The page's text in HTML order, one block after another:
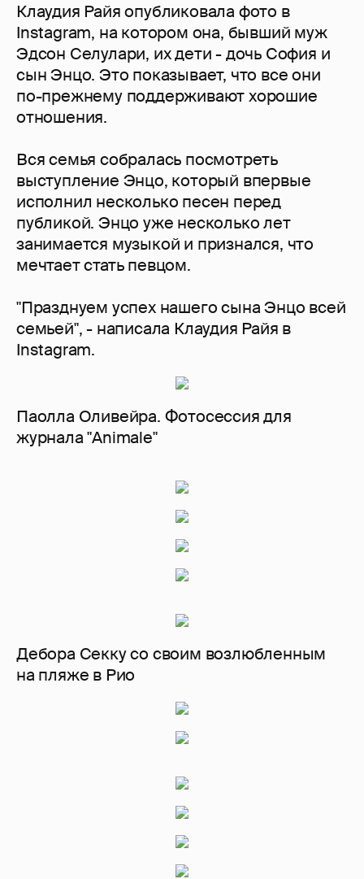
Клаудия Райя опубликовала фото в
Instagram, на котором она, бывший муж
Эдсон Селулари, их дети - дочь София и
сын Энцо. Это показывает, что все они
по-прежнему поддерживают хорошие
отношения.
Вся семья собралась посмотреть
выступление Энцо, который впервые
исполнил несколько песен перед
публикой. Энцо уже несколько лет
занимается музыкой и признался, что
мечтает стать певцом.
"Празднуем успех нашего сына Энцо всей
семьей", - написала Клаудия Райя в
Instagram.
Паолла Оливейра. Фотосессия для
журнала "Animale"
Дебора Секку со своим возлюбленным
на пляже в Рио